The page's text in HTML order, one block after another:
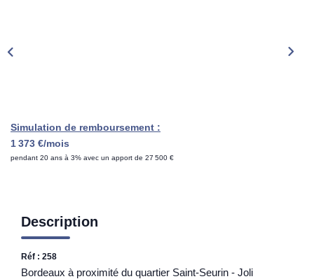
Simulation de remboursement :
1 373 €/mois
pendant 20 ans à 3% avec un apport de 27 500 €
Description
Réf : 258
Bordeaux à proximité du quartier Saint-Seurin - Joli